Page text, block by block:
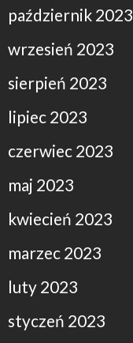
październik 2023
wrzesień 2023
sierpień 2023
lipiec 2023
czerwiec 2023
maj 2023
kwiecień 2023
marzec 2023
luty 2023
styczeń 2023